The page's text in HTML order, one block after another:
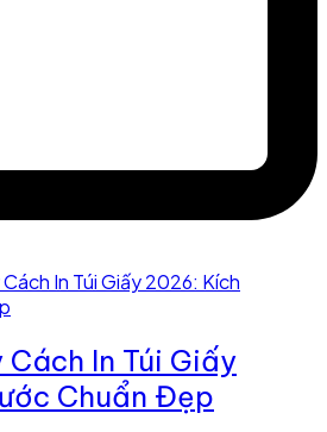
In Túi Giấy
Chuẩn Đẹp